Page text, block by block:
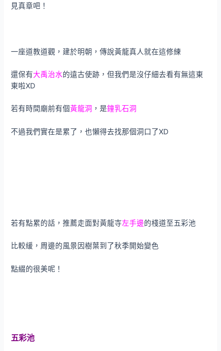
見真章吧！
一座道教道觀，建於明朝，傳說黃龍真人就在這修練
還保有大禹治水的遠古使跡，但我們是沒仔細去看有無這東
東啦XD
若有時間廟前有個黃龍洞 ，是鐘乳石洞
不過我們實在是累了，也懶得去找那個洞口了XD
若有點累的話，推薦走面對黃龍寺左手邊的棧道至五彩池
比較緩，周邊的風景因樹葉到了秋季開始變色
點綴的很美呢！
五彩池